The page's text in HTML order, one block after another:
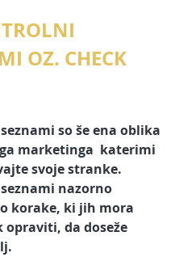
OZ. CHECK
so še ena oblika
marketinga  katerimi
svoje stranke.
nazorno
korake, ki jih mora
opraviti, da doseže